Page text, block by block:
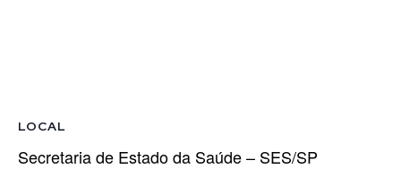
LOCAL
Secretaria de Estado da Saúde – SES/SP